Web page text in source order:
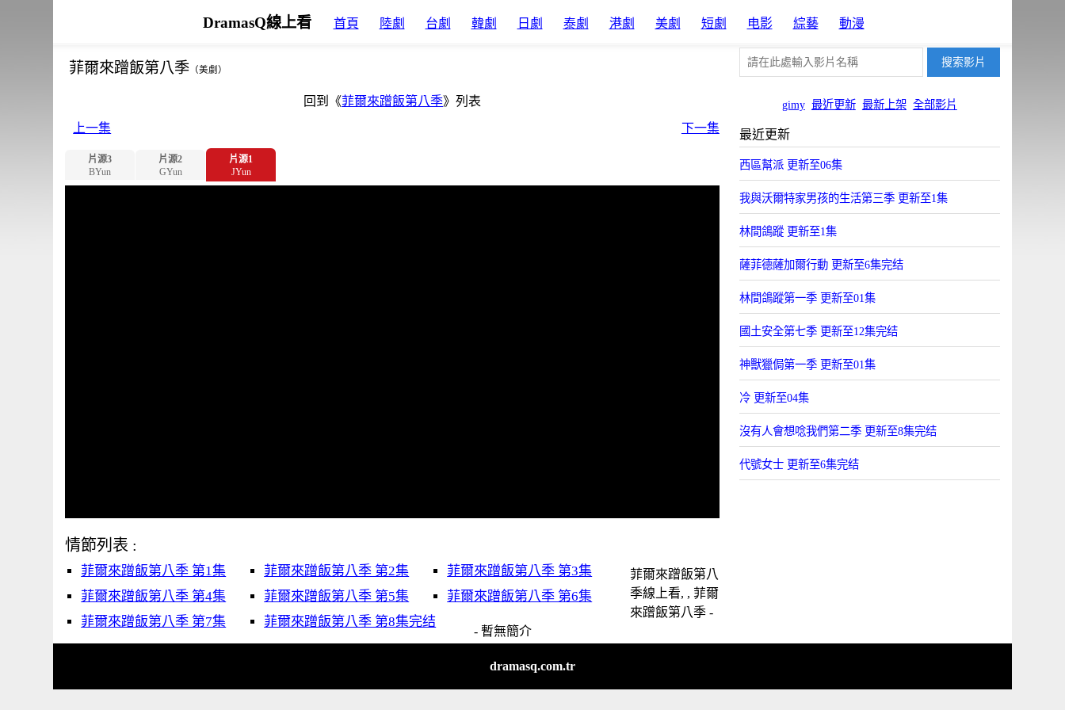
DramasQ線上看 首頁 陸劇 台劇 韓劇 日劇 泰劇 港劇 美劇 短劇 电影 綜藝 動漫
gimy 最近更新 最新上架 全部影片
菲爾來蹭飯第八季 （美劇）
回到《菲爾來蹭飯第八季》列表
上一集
下一集
片源3
BYun
片源2
GYun
片源1
JYun
情節列表 :
菲爾來蹭飯第八季 第1集 菲爾來蹭飯第八季 第2集
菲爾來蹭飯第八季 第3集
菲爾來蹭飯第八季 第4集
菲爾來蹭飯第八季 第5集
菲爾來蹭飯第八季 第6集
菲爾來蹭飯第八季 第7集
菲爾來蹭飯第八季 第8集完结
菲爾來蹭飯第八
季線上看, , 菲爾
來蹭飯第八季 -
- 暫無簡介
最近更新
西區幫派 更新至06集
我與沃爾特家男孩的生活第三季 更新至1集
林間鴿蹤 更新至1集
薩菲德薩加爾行動 更新至6集完结
林間鴿蹤第一季 更新至01集
國土安全第七季 更新至12集完结
神獸獵侷第一季 更新至01集
冷 更新至04集
沒有人會想唸我們第二季 更新至8集完结
代號女士 更新至6集完结
dramasq.com.tr